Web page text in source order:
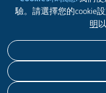
驗。請選擇您的cookie
明
版權 © 2026 太古股份有
免責聲明私隱政策